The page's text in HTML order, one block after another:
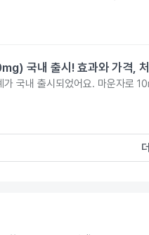
국내 출시! 효과와 가격,
국내 출시되었어요. 마운자로